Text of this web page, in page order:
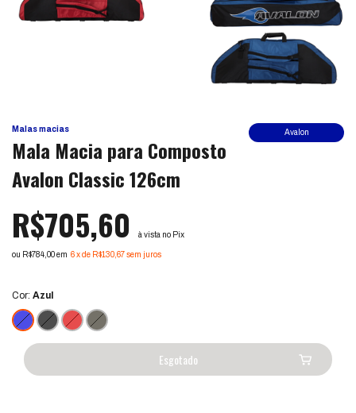
Malas macias
Mala Macia para Composto
Avalon Classic 126cm
Avalon
R$705,60 à vista no Pix
ou R$784,00 em 6xde R$130,67sem juros
Cor: Azul